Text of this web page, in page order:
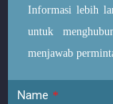
Informasi lebih
untuk
menjawab
Name *